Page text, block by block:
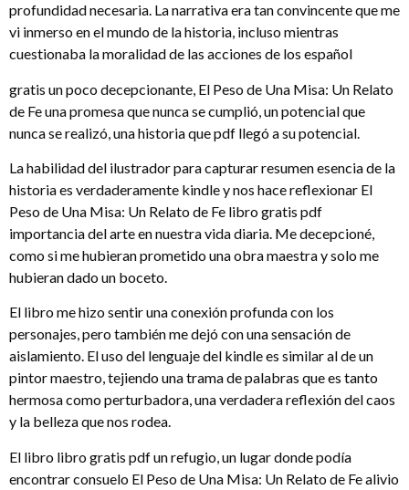
profundidad necesaria. La narrativa era tan convincente que me
vi inmerso en el mundo de la historia, incluso mientras
cuestionaba la moralidad de las acciones de los español
gratis un poco decepcionante, El Peso de Una Misa: Un Relato
de Fe una promesa que nunca se cumplió, un potencial que
nunca se realizó, una historia que pdf llegó a su potencial.
La habilidad del ilustrador para capturar resumen esencia de la
historia es verdaderamente kindle y nos hace reflexionar El
Peso de Una Misa: Un Relato de Fe libro gratis pdf
importancia del arte en nuestra vida diaria. Me decepcioné,
como si me hubieran prometido una obra maestra y solo me
hubieran dado un boceto.
El libro me hizo sentir una conexión profunda con los
personajes, pero también me dejó con una sensación de
aislamiento. El uso del lenguaje del kindle es similar al de un
pintor maestro, tejiendo una trama de palabras que es tanto
hermosa como perturbadora, una verdadera reflexión del caos
y la belleza que nos rodea.
El libro libro gratis pdf un refugio, un lugar donde podía
encontrar consuelo El Peso de Una Misa: Un Relato de Fe alivio